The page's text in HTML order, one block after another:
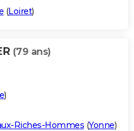
(Loiret)
(79 ans)
)
Riches-Hommes (Yonne)